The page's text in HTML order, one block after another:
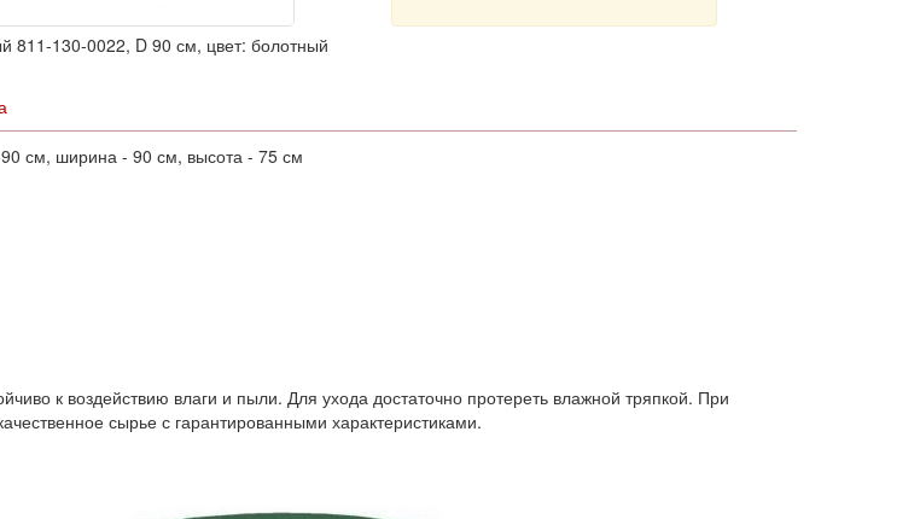
811-130-0022, D 90 см, цвет: болотный
см, ширина - 90 см, высота - 75 см
к воздействию влаги и пыли. Для ухода достаточно протереть влажной тряпкой. При
сырье с гарантированными характеристиками.